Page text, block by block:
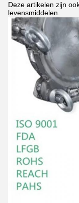
Deze artikelen zijn
levensmiddelen.